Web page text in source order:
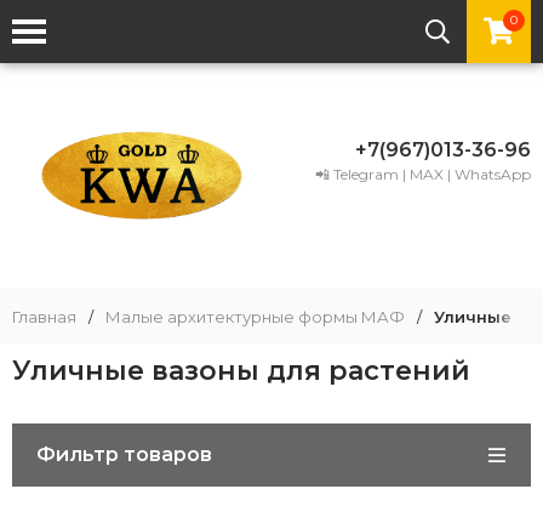
0
+7(967)013-36-96
📲 Telegram | MAX | WhatsApp
Главная / Малые архитектурные формы МАФ / Уличные
Уличные вазоны для растений
Фильтр товаров